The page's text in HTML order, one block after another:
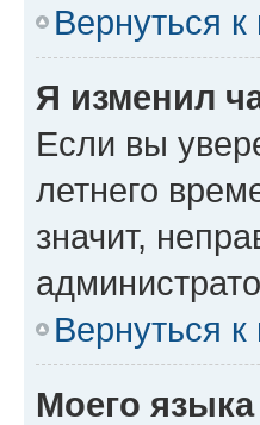
Вернуться к
Я изменил
Если вы
летнего
значит,
Вернуться к
Моего языка